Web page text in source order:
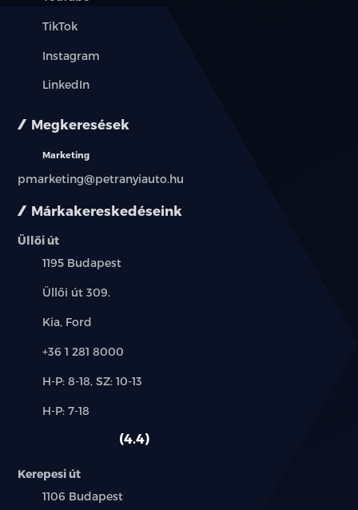
Márkakereskedéseink
Üllői út
Település:
1195 Budapest
Cím:
Üllői út 309.
Márkák:
Kia, Ford
Telefon:
+36 1 281 8000
Új-
használt
H-P: 8-18, SZ: 10-13
Alkatrész,
H-P: 7-18
4.4
Kerepesi út
Település:
1106 Budapest
TikTok
Instagram
LinkedIn
Megkeresések
Marketing
pmarketing@petranyiauto.hu